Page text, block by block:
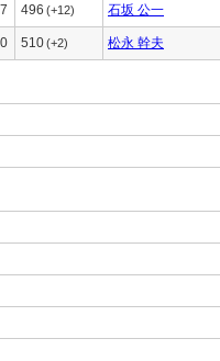
496 (+12) 石坂 公一
510(+2) 松永 幹夫